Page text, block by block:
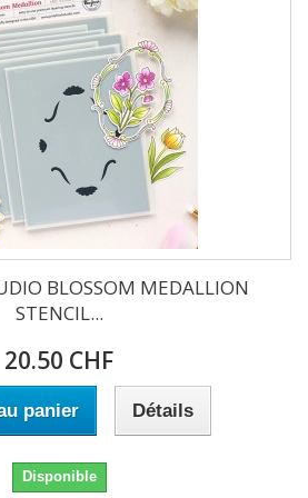
BLOSSOM MEDALLION
STENCIL...
20.50 CHF
panier Détails
Disponible